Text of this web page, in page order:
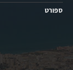
ספורט